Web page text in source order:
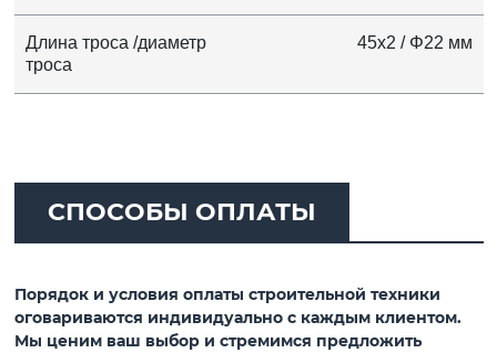
Длина троса /диаметр
троса
45x2 / Φ22 мм
СПОСОБЫ ОПЛАТЫ
Порядок и условия оплаты строительной техники
оговариваются индивидуально с каждым клиентом.
Мы ценим ваш выбор и стремимся предложить